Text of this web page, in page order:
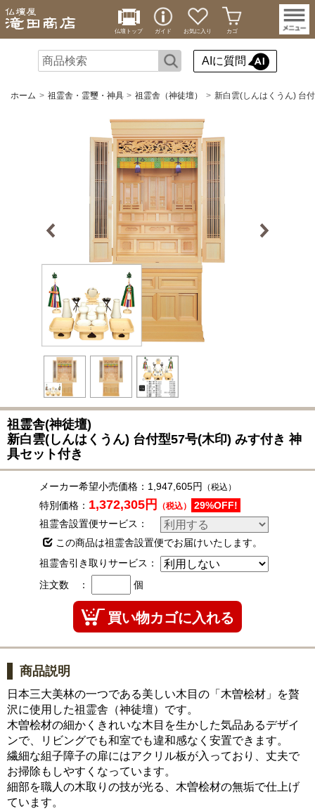
仏壇トップ ガイド お気に入り カゴ
AIに質問
ホーム 祖霊舎・霊璽・神具 祖霊舎（神徒壇） 新白雲(しんはくうん) 台
祖霊舎(神徒壇)
新白雲(しんはくうん) 台付型57号(木印) みす付き 神
具セット付き
メーカー希望小売価格： 1,947,605円 （税込）
特別価格： 1,372,305円 （税込）
29%OFF!
祖霊舎設置便サービス：
この商品は祖霊舎設置便でお届けいたします。
祖霊舎引き取りサービス：
注文数 ：
個
商品説明
日本三大美林の一つである美しい木目の「木曽桧材」を贅
沢に使用した祖霊舎（神徒壇）です。
木曽桧材の細かくきれいな木目を生かした気品あるデザイ
ンで、リビングでも和室でも違和感なく安置できます。
繊細な組子障子の扉にはアクリル板が入っており、丈夫で
お掃除もしやすくなっています。
細部を職人の木取りの技が光る、木曽桧材の無垢で仕上げ
ています。